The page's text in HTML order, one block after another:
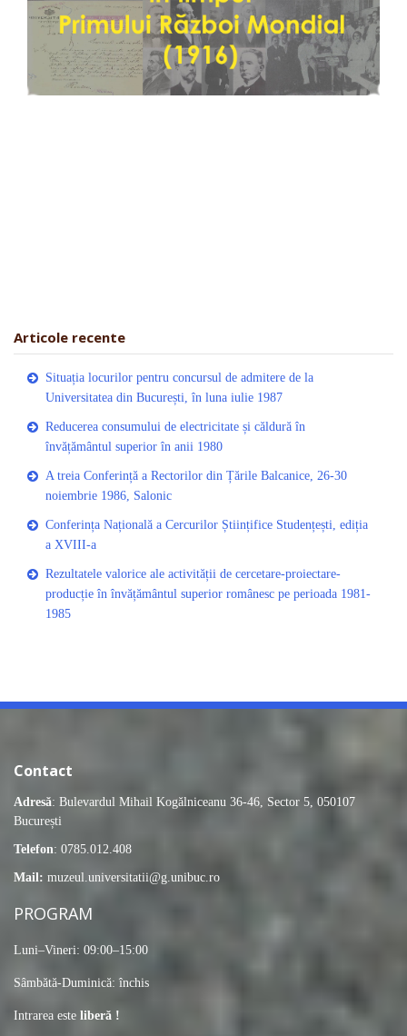
Articole recente
Situația locurilor pentru concursul de admitere de la
Universitatea din București, în luna iulie 1987
Reducerea consumului de electricitate și căldură în
învățământul superior în anii 1980
A treia Conferință a Rectorilor din Țările Balcanice, 26-30
noiembrie 1986, Salonic
Conferința Națională a Cercurilor Științifice Studențești, ediția
a XVIII-a
Rezultatele valorice ale activității de cercetare-proiectare-
producție în învățământul superior românesc pe perioada 1981-
1985
Contact
Adresă: Bulevardul Mihail Kogălniceanu 36-46, Sector 5, 050107
București
Telefon: 0785.012.408
Mail: muzeul.universitatii@g.unibuc.ro
PROGRAM
Luni–Vineri: 09:00–15:00
Sâmbătă-Duminică: închis
Intrarea este liberă !